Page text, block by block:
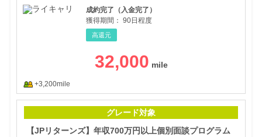
成約完了（入金完了）
獲得期間： 90日程度
高還元
32,000
+3,200mile
グレード対象
【JPリターンズ】年収700万円以上個別面談プログラム